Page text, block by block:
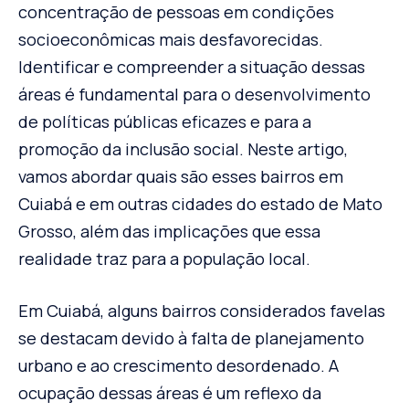
concentração de pessoas em condições
socioeconômicas mais desfavorecidas.
Identificar e compreender a situação dessas
áreas é fundamental para o desenvolvimento
de políticas públicas eficazes e para a
promoção da inclusão social. Neste artigo,
vamos abordar quais são esses bairros em
Cuiabá e em outras cidades do estado de Mato
Grosso, além das implicações que essa
realidade traz para a população local.
Em Cuiabá, alguns bairros considerados favelas
se destacam devido à falta de planejamento
urbano e ao crescimento desordenado. A
ocupação dessas áreas é um reflexo da